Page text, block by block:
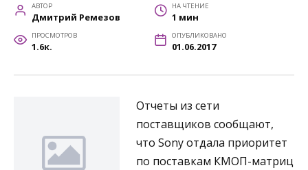
АВТОР
Дмитрий Ремезов
НА ЧТЕНИЕ
1 мин
ПРОСМОТРОВ
1.6к.
ОПУБЛИКОВАНО
01.06.2017
Отчеты из сети
поставщиков сообщают,
что Sony отдала приоритет
по поставкам КМОП-матриц